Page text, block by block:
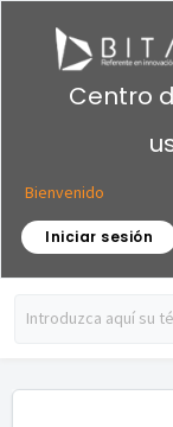
Centro
Bienvenido
Iniciar sesión